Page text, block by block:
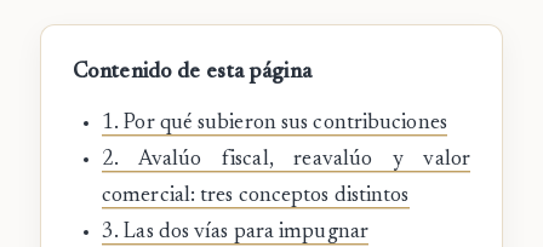
Contenido de esta página
1. Por qué subieron sus contribuciones
2. Avalúo fiscal, reavalúo y valor
comercial: tres conceptos distintos
3. Las dos vías para impugnar